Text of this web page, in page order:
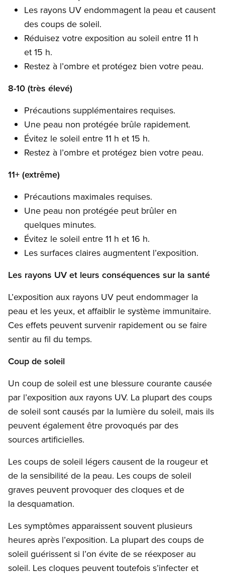
Les rayons UV endommagent la peau et causent
des coups de soleil.
Réduisez votre exposition au soleil entre 11 h
et 15 h.
Restez à l’ombre et protégez bien votre peau.
8-10 (très élevé)
Précautions supplémentaires requises.
Une peau non protégée brûle rapidement.
Évitez le soleil entre 11 h et 15 h.
Restez à l’ombre et protégez bien votre peau.
11+ (extrême)
Précautions maximales requises.
Une peau non protégée peut brûler en
quelques minutes.
Évitez le soleil entre 11 h et 16 h.
Les surfaces claires augmentent l’exposition.
Les rayons UV et leurs conséquences sur la santé
L’exposition aux rayons UV peut endommager la
peau et les yeux, et affaiblir le système immunitaire.
Ces effets peuvent survenir rapidement ou se faire
sentir au fil du temps.
Coup de soleil
Un coup de soleil est une blessure courante causée
par l’exposition aux rayons UV. La plupart des coups
de soleil sont causés par la lumière du soleil, mais ils
peuvent également être provoqués par des
sources artificielles.
Les coups de soleil légers causent de la rougeur et
de la sensibilité de la peau. Les coups de soleil
graves peuvent provoquer des cloques et de
la desquamation.
Les symptômes apparaissent souvent plusieurs
heures après l’exposition. La plupart des coups de
soleil guérissent si l’on évite de se réexposer au
soleil. Les cloques peuvent toutefois s’infecter et